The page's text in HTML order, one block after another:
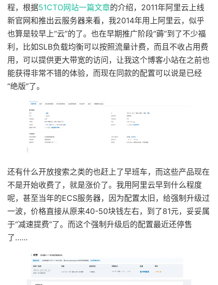
程，根据51CTO网站一篇文章的介绍，2011年阿里云上线
新官网和推出云服务器来看，我2014年用上阿里云，似乎
也算是较早上“云”的了。也在早期推广阶段“薅”到了不少福
利，比如SLB负载均衡可以按照流量计费，而且不收占用费
用，可以提供更大带宽的访问，让我这个博客小站在之前也
能获得非常不错的体验，而现在同款的配置可以说是已经
“绝版”了。
还有什么开放搜索之类的也赶上了早班车，而这些产品现在
不是开始收费了，就是涨价了。我用阿里云早到什么程度
呢，甚至当年的ECS服务器，因为配置太旧，给强制升级过
一波，价格直接从原来40-50块钱左右，到了81元，妥妥属
于“减速提费”了。而这个强制升级后的配置最近还停售
了……